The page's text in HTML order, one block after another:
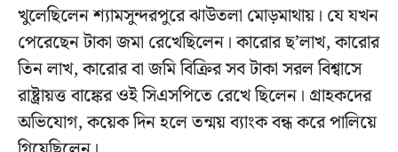
খুলেছিলেন শ্যামসুন্দরপুরে ঝাউতলা মোড়মাথায়। যে যখন
পেরেছেন টাকা জমা রেখেছিলেন। কারোর ছ’লাখ, কারোর
তিন লাখ, কারোর বা জমি বিক্রির সব টাকা সরল বিশ্বাসে
রাষ্ট্রায়ত্ত বাঙ্কের ওই সিএসপিতে রেখে ছিলেন। গ্রাহকদের
অভিযোগ, কয়েক দিন হলে তন্ময় ব্যাংক বন্ধ করে পালিয়ে